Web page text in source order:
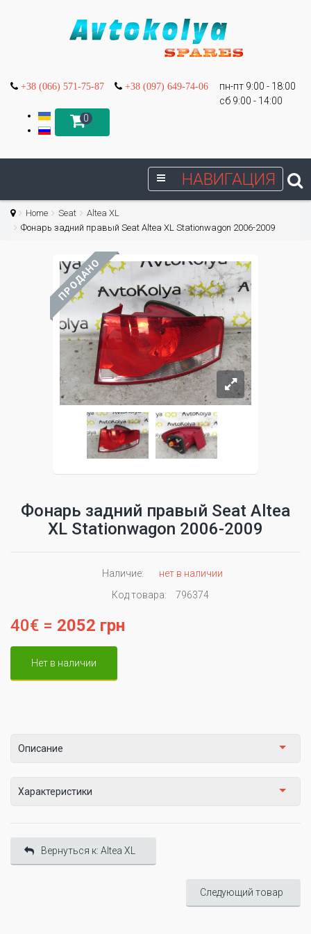
+38 (066) 571-75-87 +38 (097) 649-74-06
пн-пт 9:00 - 18:00
сб 9:00 - 14:00
0
НАВИГАЦИЯ
Home Seat
Altea XL
Фонарь задний правый Seat Altea XL Stationwagon 2006-2009
ПРОДАНО
Фонарь задний правый Seat Altea
XL Stationwagon 2006-2009
Наличие:
нет в наличии
Код товара:
796374
40€ = 2052 грн
Нет в наличии
Описание
Характеристики
Вернуться к: Altea XL
Следующий товар